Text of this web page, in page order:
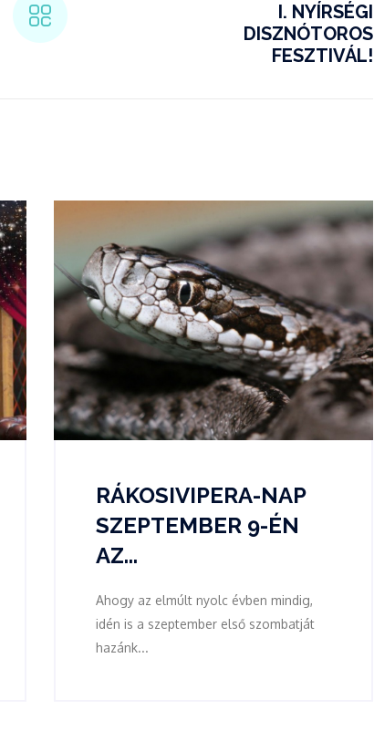
I. NYÍRSÉGI
DISZNÓTOROS
FESZTIVÁL!
RÁKOSIVIPERA-NAP
SZEPTEMBER 9-ÉN
AZ...
Ahogy az elmúlt nyolc évben mindig,
idén is a szeptember első szombatját
hazánk...